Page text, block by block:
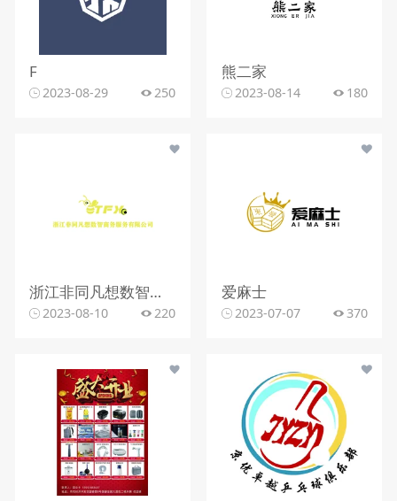
F
2023-08-29 250
熊二家
2023-08-14 180
浙江非同凡想数智商务服务有限公司
2023-08-10 220
爱麻士
2023-07-07 370